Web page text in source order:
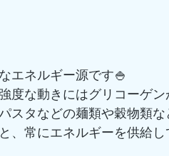
エネルギー源です🍚
度な動きにはグリコーゲン
スタなどの麺類や穀物類
、常にエネルギーを供給